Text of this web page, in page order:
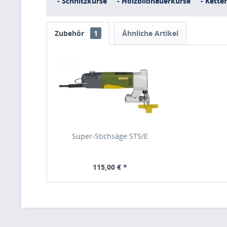
Zubehör 1 Ähnliche Artikel
Super-Stichsäge STS/E
115,00 € *